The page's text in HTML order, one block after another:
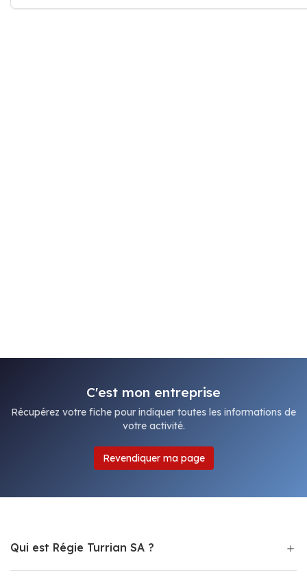
C'est mon entreprise
Récupérez votre fiche pour indiquer toutes les informations de
votre activité.
Revendiquer ma page
Qui est Régie Turrian SA ?